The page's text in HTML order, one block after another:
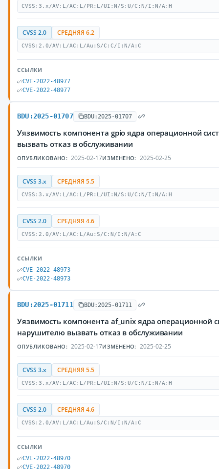
CVSS:3.x/AV:L/AC:L/PR:L/UI:N/S:U/C:N/I:N/A:H
CVSS 2.0 СРЕДНЯЯ 6.2
CVSS:2.0/AV:L/AC:L/Au:S/C:C/I:N/A:C
ССЫЛКИ
CVE-2022-48977
CVE-2022-48977
BDU:2025-01707 BDU:2025-01707
Уязвимость компонента gpio ядра операционной
вызвать отказ в обслуживании
ОПУБЛИКОВАНО: 2025-02-17ИЗМЕНЕНО: 2025-02-25
CVSS 3.x СРЕДНЯЯ 5.5
CVSS:3.x/AV:L/AC:L/PR:L/UI:N/S:U/C:N/I:N/A:H
CVSS 2.0 СРЕДНЯЯ 4.6
CVSS:2.0/AV:L/AC:L/Au:S/C:N/I:N/A:C
ССЫЛКИ
CVE-2022-48973
CVE-2022-48973
BDU:2025-01711 BDU:2025-01711
Уязвимость компонента af_unix ядра операционной
нарушителю вызвать отказ в обслуживании
ОПУБЛИКОВАНО: 2025-02-17ИЗМЕНЕНО: 2025-02-25
CVSS 3.x СРЕДНЯЯ 5.5
CVSS:3.x/AV:L/AC:L/PR:L/UI:N/S:U/C:N/I:N/A:H
CVSS 2.0 СРЕДНЯЯ 4.6
CVSS:2.0/AV:L/AC:L/Au:S/C:N/I:N/A:C
ССЫЛКИ
CVE-2022-48970
CVE-2022-48970